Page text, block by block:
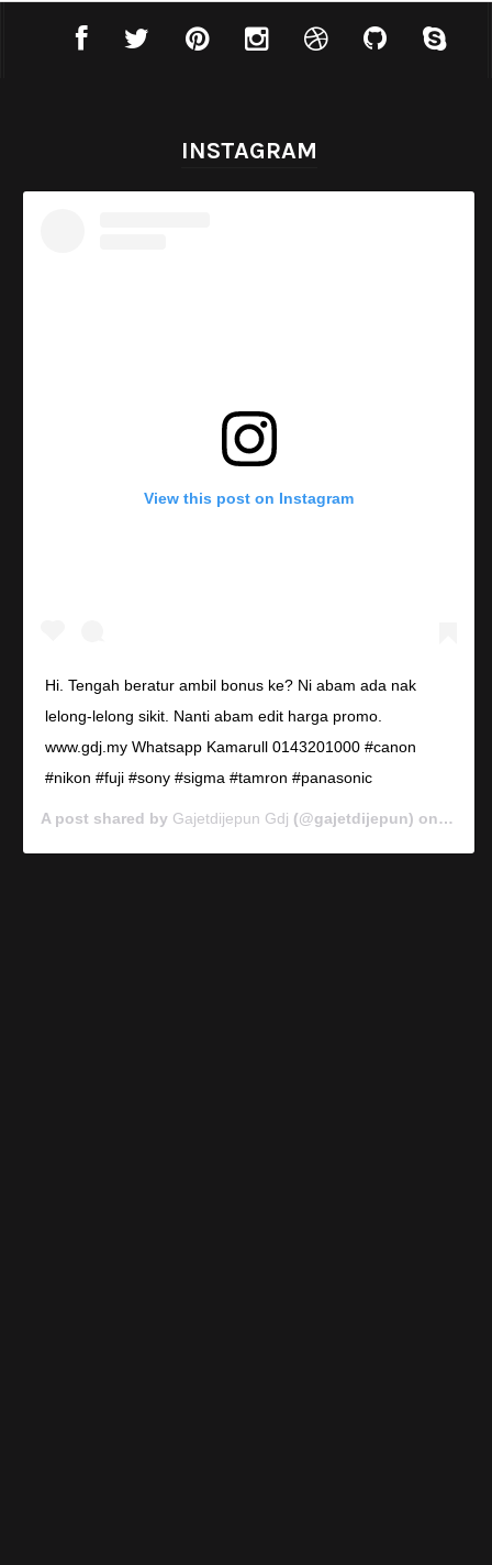
INSTAGRAM
View this post on Instagram
Hi. Tengah beratur ambil bonus ke? Ni abam ada nak
lelong-lelong sikit. Nanti abam edit harga promo.
www.gdj.my Whatsapp Kamarull 0143201000 #canon
#nikon #fuji #sony #sigma #tamron #panasonic
A post shared by Gajetdijepun Gdj (@gajetdijepun) on Jan 7,